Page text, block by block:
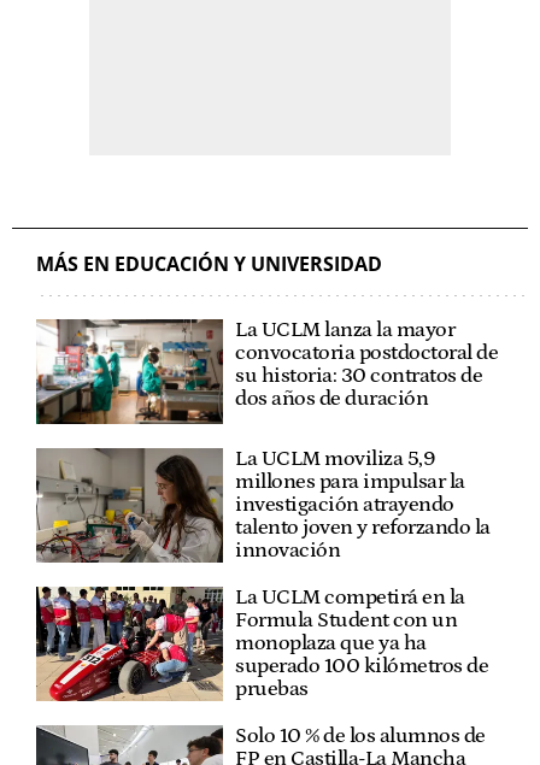
MÁS EN EDUCACIÓN Y UNIVERSIDAD
La UCLM lanza la mayor
convocatoria postdoctoral de
su historia: 30 contratos de
dos años de duración
La UCLM moviliza 5,9
millones para impulsar la
investigación atrayendo
talento joven y reforzando la
innovación
La UCLM competirá en la
Formula Student con un
monoplaza que ya ha
superado 100 kilómetros de
pruebas
Solo 10 % de los alumnos de
FP en Castilla-La Mancha